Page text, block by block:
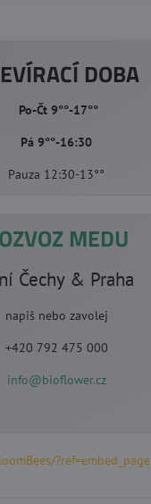
DOBA
Po-Čt 9°°-17°°
Pá 9°°-16:30
Pauza 12:30-13°°
MEDU
Čechy & Praha
napiš nebo zavolej
+420 792 475 000
info@bioflower.cz
?ref=embed_page